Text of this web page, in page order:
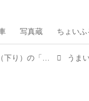
写真蔵 ちょい
【新ドライブグルメ Vol.01】 東北道・羽生PA（下り）の「メガ盛りの丼ぶりとステーキ重」 うま